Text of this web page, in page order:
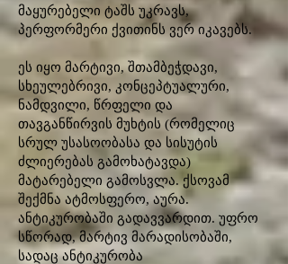
მაყურებელი ტაშს უკრავს,
პერფორმერი ქვითინს ვერ იკავებს.
ეს იყო მარტივი, შთამბეჭდავი,
სხეულებრივი, კონცეპტუალური,
ნამდვილი, წრფელი და
თავგანწირვის მუხტის (რომელიც
სრულ უსასოობასა და სისუტის
ძლიერებას გამოხატავდა)
მატარებელი გამოსვლა. ქსოვამ
შექმნა ატმოსფერო, აურა.
ანტიკურობაში გადავვარდით. უფრო
სწორად, მარტივ მარადისობაში,
სადაც ანტიკურობა